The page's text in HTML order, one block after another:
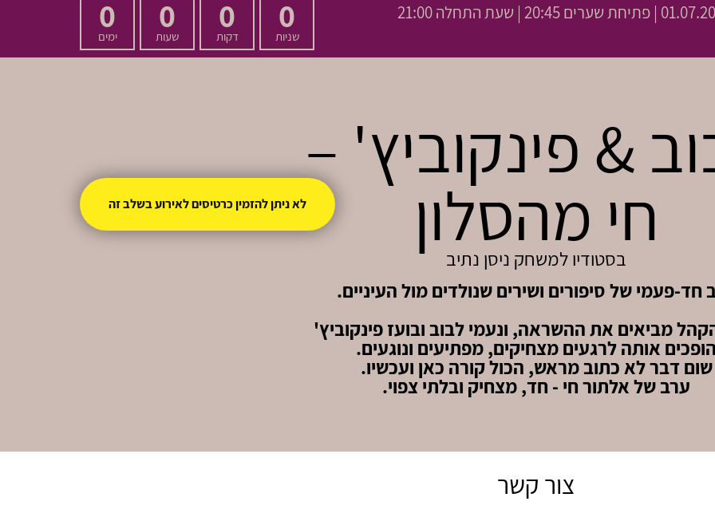
שערים 20:45 | שעת התחלה 21:00
0
שניות
0
דקות
0
שעות
0
ימים
& פינקוביץ' –
חי מהסלון
בסטודיו למשחק ניסן נתיב
חד-פעמי של סיפורים ושירים שנולדים מול העיניים.
מביאים את ההשראה, ונעמי לבוב ובועז פינקוביץ'
הופכים אותה לרגעים מצחיקים, מפתיעים ונוגעים.
שום דבר לא כתוב מראש, הכול קורה כאן ועכשיו.
ערב של אלתור חי - חד, מצחיק ובלתי צפוי.
צור קשר
לא ניתן להזמין כרטיסים לאירוע בשלב זה